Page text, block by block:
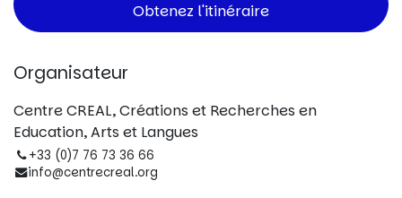
Obtenez l'itinéraire
Organisateur
Centre CREAL, Créations et Recherches en
Education, Arts et Langues
+33 (0)7 76 73 36 66
info@centrecreal.org